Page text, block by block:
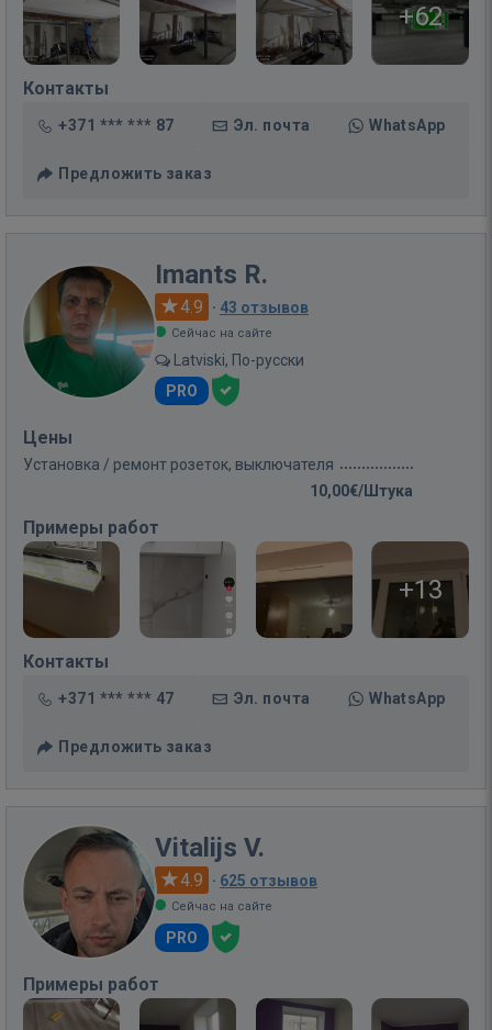
+62
Контакты
+371 *** *** 87 Эл. почта WhatsApp
Предложить заказ
Imants R.
4.9 · 43 отзывов
Сейчас на сайте
Latviski, По-русски
PRO
Цены
Установка / ремонт розеток, выключателя
10,00€/Штука
Примеры работ
+13
Контакты
+371 *** *** 47 Эл. почта WhatsApp
Предложить заказ
Vitalijs V.
4.9 · 625 отзывов
Сейчас на сайте
PRO
Примеры работ